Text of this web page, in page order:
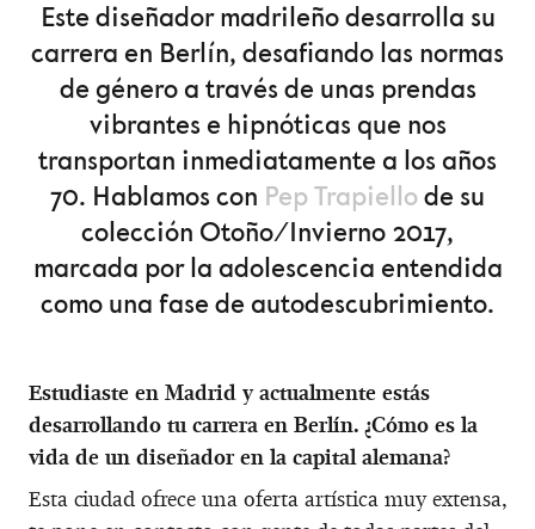
Este diseñador madrileño desarrolla su
carrera en Berlín, desafiando las normas
de género a través de unas prendas
vibrantes e hipnóticas que nos
transportan inmediatamente a los años
70. Hablamos con Pep Trapiellode su
colección Otoño/Invierno 2017,
marcada por la adolescencia entendida
como una fase de autodescubrimiento.
Estudiaste en Madrid y actualmente estás
desarrollando tu carrera en Berlín. ¿Cómo es la
vida de un diseñador en la capital alemana?
Esta ciudad ofrece una oferta artística muy extensa,